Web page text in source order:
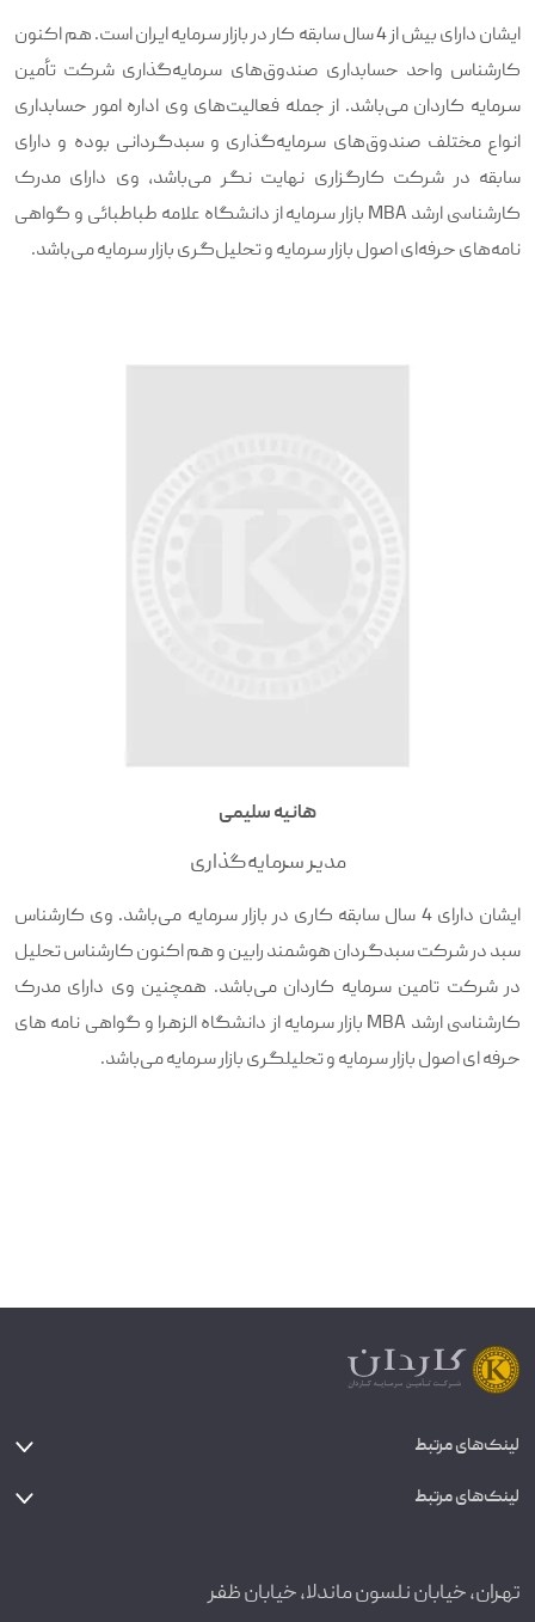
ایشان دارای بیش از 4 سال سابقه کار در بازار سرمایه ایران است. هم اکنون
کارشناس واحد حسابداری صندوق‌های سرمایه‌گذاری شرکت تأمین
سرمایه کاردان می‌باشد. از جمله فعالیت‌های وی اداره امور حسابداری
انواع مختلف صندوق‌های سرمایه‌گذاری و سبدگردانی بوده و دارای
سابقه در شرکت کارگزاری نهایت نگر می‌باشد، وی دارای مدرک
کارشناسی ارشد MBA بازار سرمایه از دانشگاه علامه طباطبائی و گواهی
نامه‌های حرفه‌ای اصول بازار سرمایه و تحلیل‌گری بازار سرمایه می‌باشد.
هانیه سلیمی
مدیر سرمایه‌گذاری
ایشان دارای 4 سال سابقه کاری در بازار سرمایه می‌باشد. وی کارشناس
سبد در شرکت سبدگردان هوشمند رابین و هم اکنون کارشناس تحلیل
در شرکت تامین سرمایه کاردان می‌باشد. همچنین وی دارای مدرک
کارشناسی ارشد MBA بازار سرمایه از دانشگاه الزهرا و گواهی نامه های
حرفه ای اصول بازار سرمایه و تحلیلگری بازار سرمایه می‌باشد.
لینک‌های مرتبط
لینک‌های مرتبط
تهران، خیابان نلسون ماندلا، خیابان ظفر